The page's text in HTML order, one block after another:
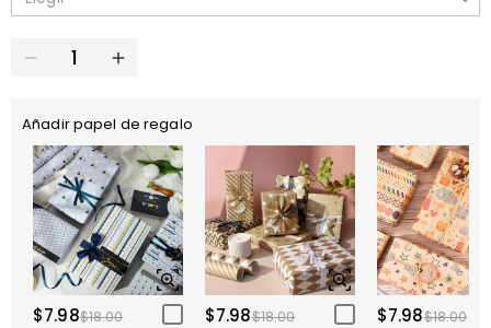
Añadir papel de regalo
$7.98$18.00 $7.98$18.00 $7.98$18.00